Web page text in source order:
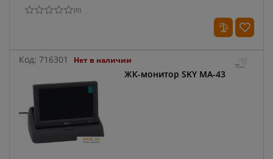
(0)
Код: 716301 Нет в наличии
ЖК-монитор SKY MA-43